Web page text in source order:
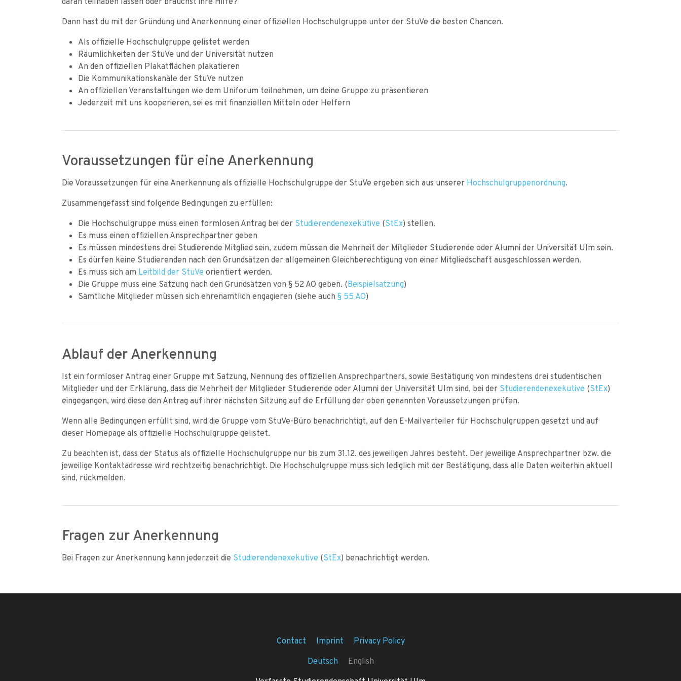
Dann hast du mit der Gründung und Anerkennung einer offiziellen Hochschulgruppe unter der StuVe die besten Chancen.
Als offizielle Hochschulgruppe gelistet werden
Räumlichkeiten der StuVe und der Universität nutzen
An den offiziellen Plakatflächen plakatieren
Die Kommunikationskanäle der StuVe nutzen
An offiziellen Veranstaltungen wie dem Uniforum teilnehmen, um deine Gruppe zu präsentieren
Jederzeit mit uns kooperieren, sei es mit finanziellen Mitteln oder Helfern
Voraussetzungen für eine Anerkennung
Die Voraussetzungen für eine Anerkennung als offizielle Hochschulgruppe der StuVe ergeben sich aus unserer Hochschulgruppenordnung.
Zusammengefasst sind folgende Bedingungen zu erfüllen:
Die Hochschulgruppe muss einen formlosen Antrag bei der Studierendenexekutive (StEx) stellen.
Es muss einen offiziellen Ansprechpartner geben
Es müssen mindestens drei Studierende Mitglied sein, zudem müssen die Mehrheit der Mitglieder Studierende oder Alumni der Universität Ulm sein.
Es dürfen keine Studierenden nach den Grundsätzen der allgemeinen Gleichberechtigung von einer Mitgliedschaft ausgeschlossen werden.
Es muss sich am Leitbild der StuVe orientiert werden.
Die Gruppe muss eine Satzung nach den Grundsätzen von § 52 AO geben. (Beispielsatzung)
Sämtliche Mitglieder müssen sich ehrenamtlich engagieren (siehe auch § 55 AO)
Ablauf der Anerkennung
Ist ein formloser Antrag einer Gruppe mit Satzung, Nennung des offiziellen Ansprechpartners, sowie Bestätigung von mindestens drei studentischen
Mitglieder und der Erklärung, dass die Mehrheit der Mitglieder Studierende oder Alumni der Universität Ulm sind, bei der Studierendenexekutive (StEx)
eingegangen, wird diese den Antrag auf ihrer nächsten Sitzung auf die Erfüllung der oben genannten Voraussetzungen prüfen.
Wenn alle Bedingungen erfüllt sind, wird die Gruppe vom StuVe-Büro benachrichtigt, auf den E-Mailverteiler für Hochschulgruppen gesetzt und auf
dieser Homepage als offizielle Hochschulgruppe gelistet.
Zu beachten ist, dass der Status als offizielle Hochschulgruppe nur bis zum 31.12. des jeweiligen Jahres besteht. Der jeweilige Ansprechpartner bzw. die
jeweilige Kontaktadresse wird rechtzeitig benachrichtigt. Die Hochschulgruppe muss sich lediglich mit der Bestätigung, dass alle Daten weiterhin aktuell
sind, rückmelden.
Fragen zur Anerkennung
Bei Fragen zur Anerkennung kann jederzeit die Studierendenexekutive (StEx) benachrichtigt werden.
Contact Imprint
Privacy Policy
Deutsch
English